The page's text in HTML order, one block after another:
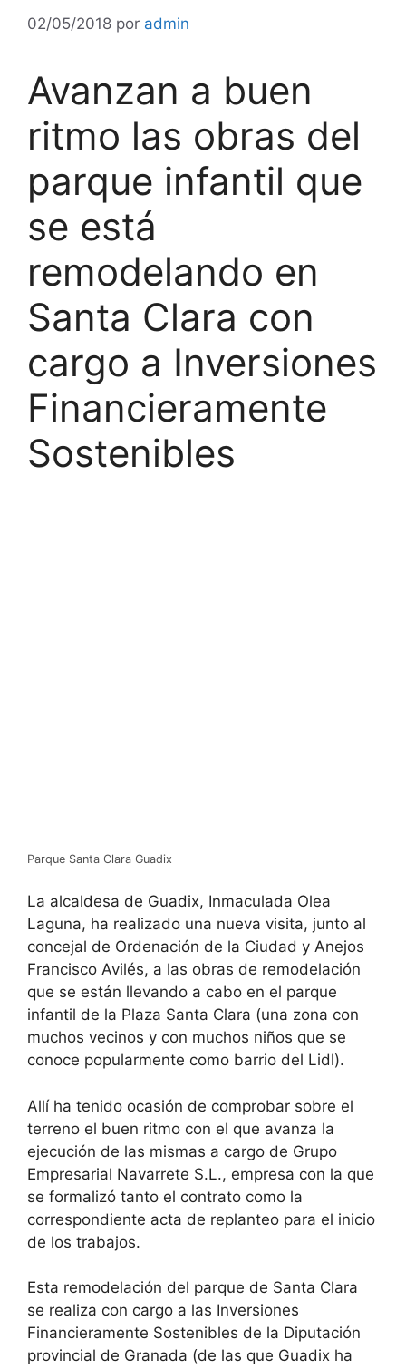
02/05/2018 por admin
Avanzan a buen
ritmo las obras del
parque infantil que
se está
remodelando en
Santa Clara con
cargo a Inversiones
Financieramente
Sostenibles
Parque Santa Clara Guadix
La alcaldesa de Guadix, Inmaculada Olea
Laguna, ha realizado una nueva visita, junto al
concejal de Ordenación de la Ciudad y Anejos
Francisco Avilés, a las obras de remodelación
que se están llevando a cabo en el parque
infantil de la Plaza Santa Clara (una zona con
muchos vecinos y con muchos niños que se
conoce popularmente como barrio del Lidl).
Allí ha tenido ocasión de comprobar sobre el
terreno el buen ritmo con el que avanza la
ejecución de las mismas a cargo de Grupo
Empresarial Navarrete S.L., empresa con la que
se formalizó tanto el contrato como la
correspondiente acta de replanteo para el inicio
de los trabajos.
Esta remodelación del parque de Santa Clara
se realiza con cargo a las Inversiones
Financieramente Sostenibles de la Diputación
provincial de Granada (de las que Guadix ha